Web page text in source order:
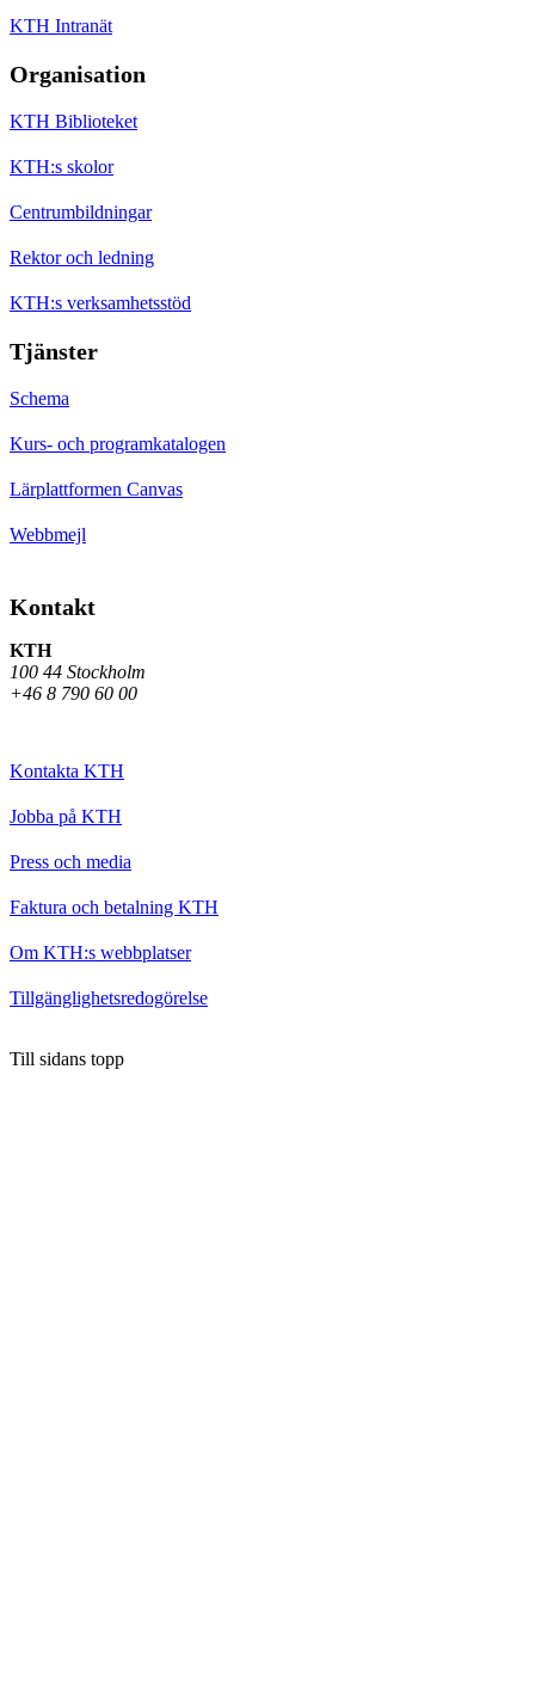
KTH Intranät
Organisation
KTH Biblioteket
KTH:s skolor
Centrumbildningar
Rektor och ledning
KTH:s verksamhetsstöd
Tjänster
Schema
Kurs- och programkatalogen
Lärplattformen Canvas
Webbmejl
Kontakt
KTH
100 44 Stockholm
+46 8 790 60 00
Kontakta KTH
Jobba på KTH
Press och media
Faktura och betalning KTH
Om KTH:s webbplatser
Tillgänglighetsredogörelse
Till sidans topp